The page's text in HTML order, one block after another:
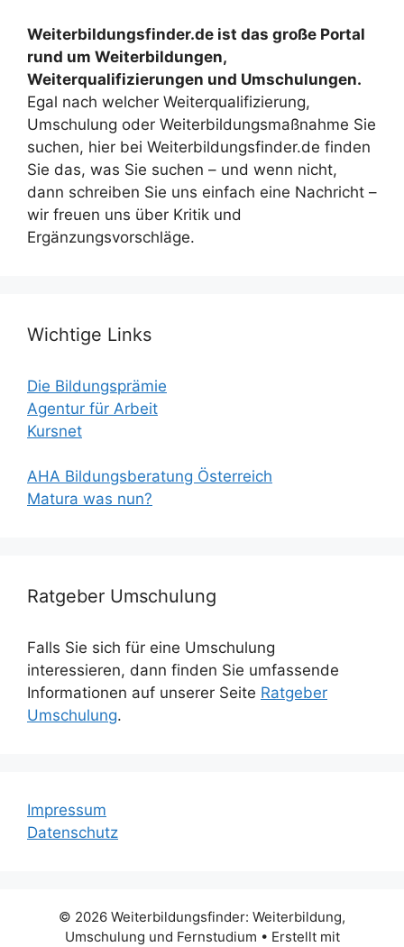
Weiterbildungsfinder.de ist das große Portal
rund um Weiterbildungen,
Weiterqualifizierungen und Umschulungen.
Egal nach welcher Weiterqualifizierung,
Umschulung oder Weiterbildungsmaßnahme Sie
suchen, hier bei Weiterbildungsfinder.de finden
Sie das, was Sie suchen – und wenn nicht,
dann schreiben Sie uns einfach eine Nachricht –
wir freuen uns über Kritik und
Ergänzungsvorschläge.
Wichtige Links
Die Bildungsprämie
Agentur für Arbeit
Kursnet
AHA Bildungsberatung Österreich
Matura was nun?
Ratgeber Umschulung
Falls Sie sich für eine Umschulung
interessieren, dann finden Sie umfassende
Informationen auf unserer Seite Ratgeber
Umschulung.
Impressum
Datenschutz
© 2026 Weiterbildungsfinder: Weiterbildung,
Umschulung und Fernstudium • Erstellt mit